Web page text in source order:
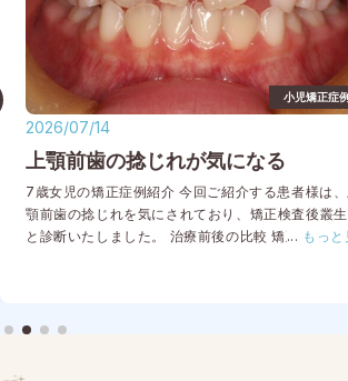
小児矯正症
2026/07/14
上顎前歯の捻じれが気になる
7歳女児の矯正症例紹介 今回ご紹介する患者様は、
顎前歯の捻じれを気にされており、矯正検査後叢生
と診断いたしました。 治療前後の比較 矯正術前：
前歯部あおり 矯正術後：前歯部あおり 矯正術前：
... もっと